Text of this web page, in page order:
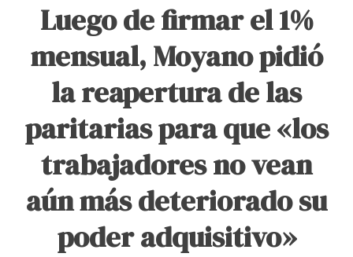
Luego de firmar el 1%
mensual, Moyano pidió
la reapertura de las
paritarias para que «los
trabajadores no vean
aún más deteriorado su
poder adquisitivo»